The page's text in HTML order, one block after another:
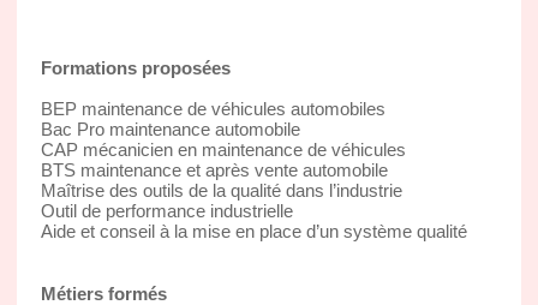
Formations proposées
BEP maintenance de véhicules automobiles
Bac Pro maintenance automobile
CAP mécanicien en maintenance de véhicules
BTS maintenance et après vente automobile
Maîtrise des outils de la qualité dans l’industrie
Outil de performance industrielle
Aide et conseil à la mise en place d’un système qualité
Métiers formés